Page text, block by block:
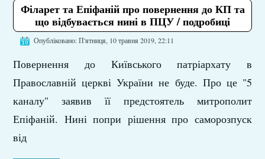
Філарет та Епіфаній про повернення до КП та
що відбувається нині в ПЦУ / подробиці
Опубліковано: П'ятниця, 10 травня 2019, 22:11
Повернення до Київського патріархату в
Православній церкві України не буде. Про це "5
каналу" заявив її предстоятель митрополит
Епіфаній. Нині попри рішення про саморозпуск
від